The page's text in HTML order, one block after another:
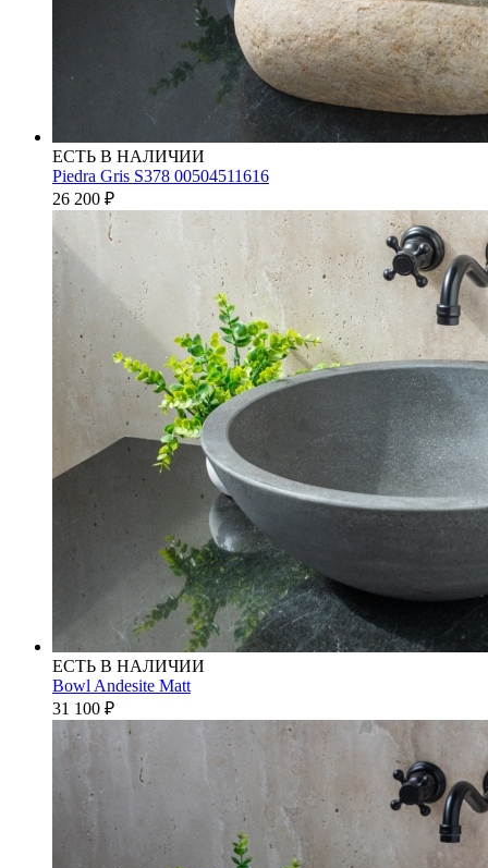
ЕСТЬ В НАЛИЧИИ
Piedra Gris S378 00504511616
26 200 ₽
ЕСТЬ В НАЛИЧИИ
Bowl Andesite Matt
31 100 ₽